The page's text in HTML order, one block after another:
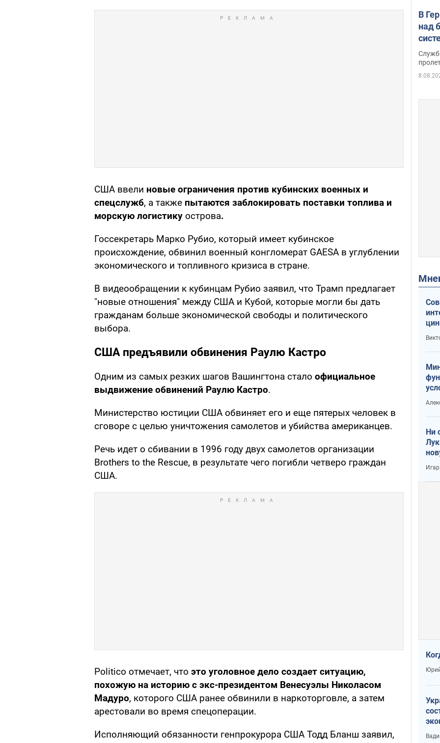
США ввели новые ограничения против кубинских военных и
спецслужб, а также пытаются заблокировать поставки топлива и
морскую логистику острова.
Госсекретарь Марко Рубио, который имеет кубинское
происхождение, обвинил военный конгломерат GAESA в углублении
экономического и топливного кризиса в стране.
В видеообращении к кубинцам Рубио заявил, что Трамп предлагает
"новые отношения" между США и Кубой, которые могли бы дать
гражданам больше экономической свободы и политического
выбора.
США предъявили обвинения Раулю Кастро
Одним из самых резких шагов Вашингтона стало официальное
выдвижение обвинений Раулю Кастро.
Министерство юстиции США обвиняет его и еще пятерых человек в
сговоре с целью уничтожения самолетов и убийства американцев.
Речь идет о сбивании в 1996 году двух самолетов организации
Brothers to the Rescue, в результате чего погибли четверо граждан
США.
Politico отмечает, что это уголовное дело создает ситуацию,
похожую на историю с экс-президентом Венесуэлы Николасом
Мадуро, которого США ранее обвинили в наркоторговле, а затем
арестовали во время спецоперации.
Исполняющий обязанности генпрокурора США Тодд Бланш заявил,
В
над
Ни